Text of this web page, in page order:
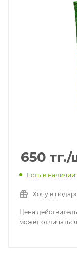
650 тг./
Есть в наличии
Хочу в
Цена
может